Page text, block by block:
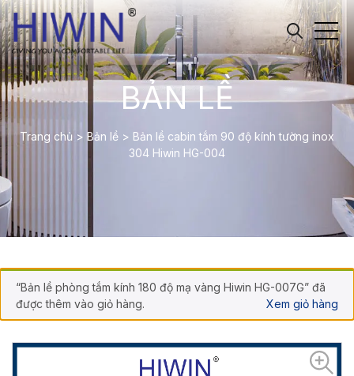
BẢN LỀ
Trang chủ > Bản lề > Bản lề cabin tắm 90 độ kính tường inox
304 Hiwin HG-004
“Bản lề phòng tắm kính 180 độ mạ vàng Hiwin HG-007G” đã
được thêm vào giỏ hàng.
Xem giỏ hàng